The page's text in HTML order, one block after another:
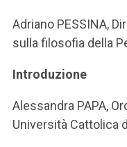
Adriano PESSINA,
sulla filosofia della
Introduzione
Alessandra PAPA,
Università Cattolica